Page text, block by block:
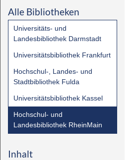
Alle Bibliotheken
Universitäts- und
Landesbibliothek Darmstadt
Universitätsbibliothek Frankfurt
Hochschul-, Landes- und
Stadtbibliothek Fulda
Universitätsbibliothek Kassel
Hochschul- und
Landesbibliothek RheinMain
Inhalt